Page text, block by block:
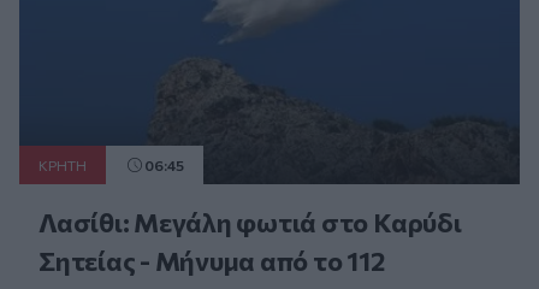
ΚΡΗΤΗ 06:45
Λασίθι: Μεγάλη φωτιά στο Καρύδι
Σητείας - Μήνυμα από το 112